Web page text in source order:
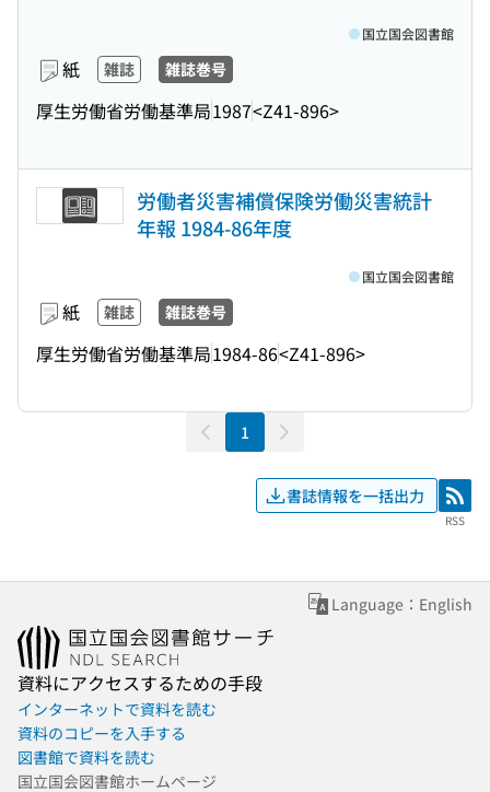
紙 雑誌 雑誌巻号
厚生労働省労働基準局1987<Z41-896>
国立国会図書館
労働者災害補償保険労働災害統計
年報 1984-86年度
紙 雑誌 雑誌巻号
厚生労働省労働基準局1984-86<Z41-896>
国立国会図書館
1
書誌情報を一括出力 RSS
RSS
Language：English
資料にアクセスするための手段
インターネットで資料を読む
資料のコピーを入手する
図書館で資料を読む
国立国会図書館ホームページ